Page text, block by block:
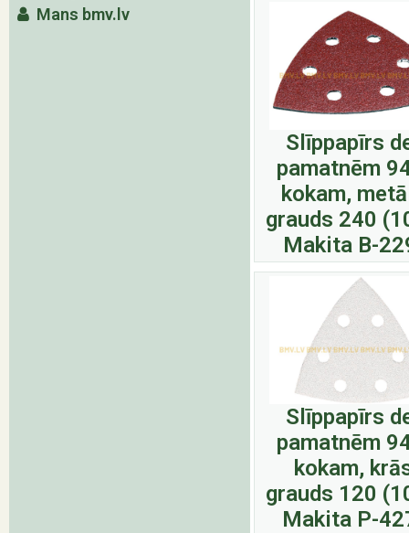
Mans bmv.lv
Slīppapīrs
pamatnēm
kokam,
grauds 240
Makita B-
Slīppapīrs
pamatnēm
kokam,
grauds 120
Makita P-